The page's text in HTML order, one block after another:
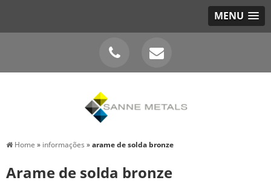
MENU
Home » informações »arame de solda bronze
Arame de solda bronze